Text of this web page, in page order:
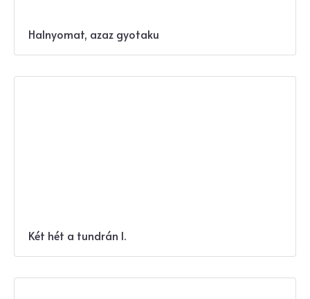
Halnyomat, azaz gyotaku
Két hét a tundrán I.